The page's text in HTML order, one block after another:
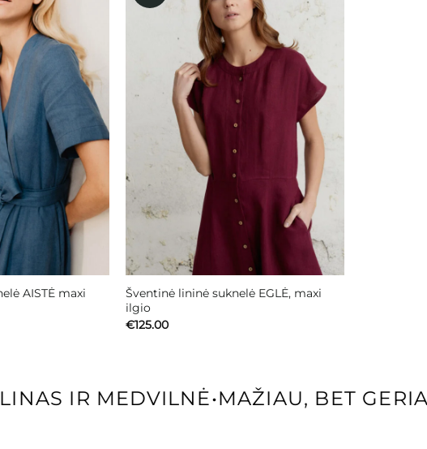
Mėgstamiausias
AISTĖ maxi
Mėgstamiausias
Šventinė lininė suknelė EGLĖ, maxi
ilgio
€125.00
IR MEDVILNĖ• MAŽIAU, BET GERIAU